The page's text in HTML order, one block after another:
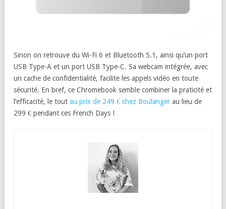
Sinon on retrouve du Wi-Fi 6 et Bluetooth 5.1, ainsi qu’un port
USB Type-A et un port USB Type-C. Sa webcam intégrée, avec
un cache de confidentialité, facilite les appels vidéo en toute
sécurité. En bref, ce Chromebook semble combiner la praticité et
l’efficacité, le tout au prix de 249 € chez Boulanger au lieu de
299 € pendant ces French Days !